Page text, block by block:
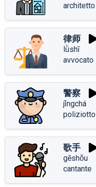
architetto
律师
lǜshī
avvocato
警察
jǐngchá
poliziotto
歌手
gēshǒu
cantante